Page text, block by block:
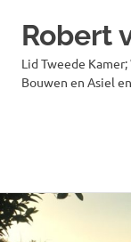
Ga
naar
Robert
Lid Tweede
Bouwen en Asiel